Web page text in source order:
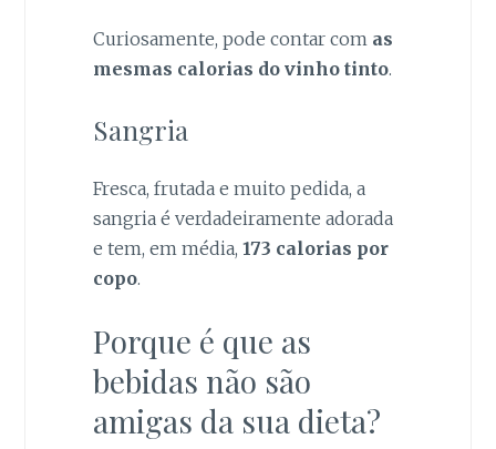
Curiosamente, pode contar com as
mesmas calorias do vinho tinto.
Sangria
Fresca, frutada e muito pedida, a
sangria é verdadeiramente adorada
e tem, em média, 173 calorias por
copo.
Porque é que as
bebidas não são
amigas da sua dieta?